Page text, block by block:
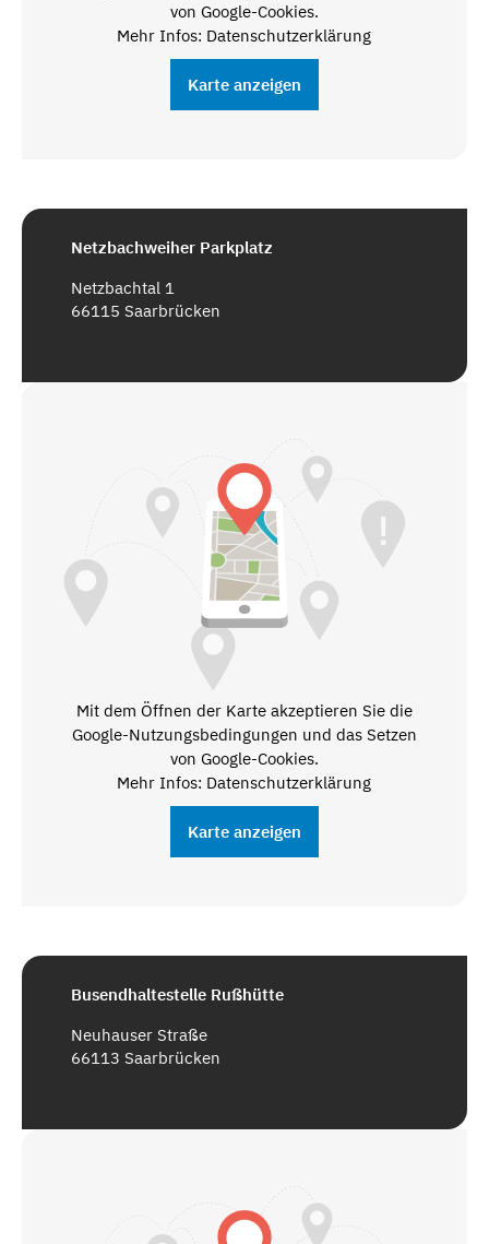
von Google-Cookies.
Mehr Infos: Datenschutzerklärung
Karte anzeigen
Netzbachweiher Parkplatz
Netzbachtal 1
66115 Saarbrücken
Mit dem Öffnen der Karte akzeptieren Sie die
Google-Nutzungsbedingungen und das Setzen
von Google-Cookies.
Mehr Infos: Datenschutzerklärung
Karte anzeigen
Busendhaltestelle Rußhütte
Neuhauser Straße
66113 Saarbrücken